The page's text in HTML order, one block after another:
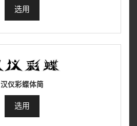
选用
汉仪彩蝶体简
选用